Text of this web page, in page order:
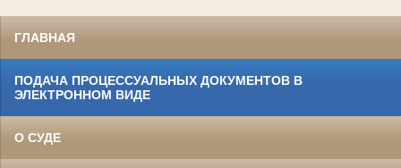
ГЛАВНАЯ
ПОДАЧА ПРОЦЕССУАЛЬНЫХ ДОКУМЕНТОВ В
ЭЛЕКТРОННОМ ВИДЕ
О СУДЕ